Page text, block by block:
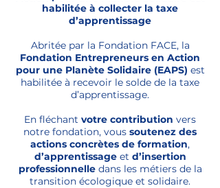
habilitée à collecter la taxe
d’apprentissage
Abritée par la Fondation FACE, la
Fondation Entrepreneurs en Action
pour une Planète Solidaire (EAPS) est
habilitée à recevoir le solde de la taxe
d’apprentissage.
En fléchant votre contribution vers
notre fondation, vous soutenez des
actions concrètes de formation,
d’apprentissageet d’insertion
professionnelledans les métiers de la
transition écologique et solidaire.